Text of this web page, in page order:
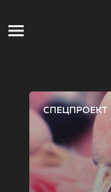
СПЕЦПРОЕКТ